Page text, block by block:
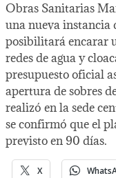
Obras Sanitarias
una nueva instancia
posibilitará encarar
redes de agua y
presupuesto oficial
apertura de sobres
realizó en la sede
se confirmó que el
previsto en 90 días.
X